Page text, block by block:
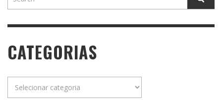
CATEGORIAS